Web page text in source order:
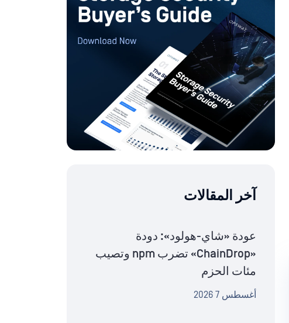
آخر المقالات
عودة «شاي-هولود»: دودة
«ChainDrop» تضرب npm وتصيب
مئات الحزم
أغسطس 7 2026